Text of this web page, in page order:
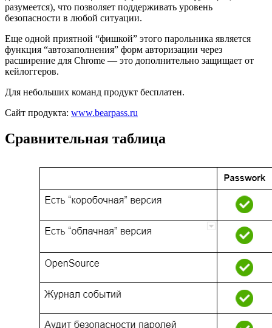
разумеется), что позволяет поддерживать уровень
безопасности в любой ситуации.
Еще одной приятной “фишкой” этого парольника является
функция “автозаполнения” форм авторизации через
расширение для Chrome — это дополнительно защищает от
кейлоггеров.
Для небольших команд продукт бесплатен.
Сайт продукта: www.bearpass.ru
Сравнительная таблица